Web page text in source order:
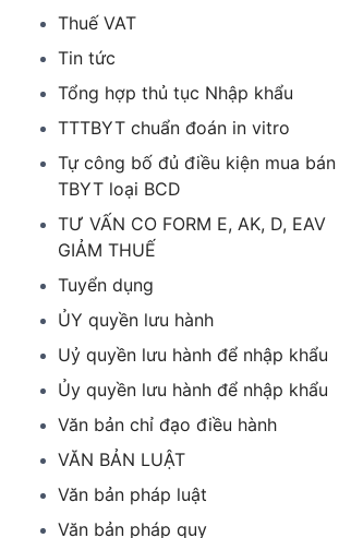
Thuế VAT
Tin tức
Tổng hợp thủ tục Nhập khẩu
TTTBYT chuẩn đoán in vitro
Tự công bố đủ điều kiện mua bán
TBYT loại BCD
TƯ VẤN CO FORM E, AK, D, EAV
GIẢM THUẾ
Tuyển dụng
ỦY quyền lưu hành
Uỷ quyền lưu hành để nhập khẩu
Ủy quyền lưu hành để nhập khẩu
Văn bản chỉ đạo điều hành
VĂN BẢN LUẬT
Văn bản pháp luật
Văn bản pháp quy